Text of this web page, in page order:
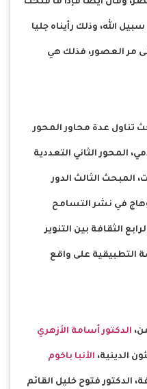
وقال أيضا فإذا ما فتحت
الله، وذلك رأيناه جليا
مر العصور، فذلك هي
تناول عدة محاور المحور
المحور الثاني التعددية
الثالث الدور
في نشر التسامح
الثقافة بين التنوير
التطبيقية على واقع
الدكتور أسامة الأزهري
الدينية، الأنبا باخوم
الدكتور فتوح خليل القائم